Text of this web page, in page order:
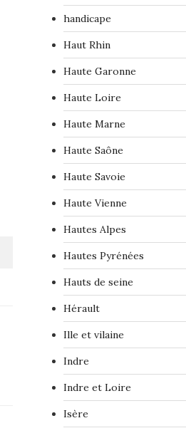
handicape
Haut Rhin
Haute Garonne
Haute Loire
Haute Marne
Haute Saône
Haute Savoie
Haute Vienne
Hautes Alpes
Hautes Pyrénées
Hauts de seine
Hérault
Ille et vilaine
Indre
Indre et Loire
Isère